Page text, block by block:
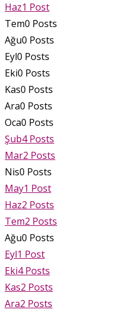
Haz1 Post
Tem0 Posts
Ağu0 Posts
Eyl0 Posts
Eki0 Posts
Kas0 Posts
Ara0 Posts
Oca0 Posts
Şub4 Posts
Mar2 Posts
Nis0 Posts
May1 Post
Haz2 Posts
Tem2 Posts
Ağu0 Posts
Eyl1 Post
Eki4 Posts
Kas2 Posts
Ara2 Posts